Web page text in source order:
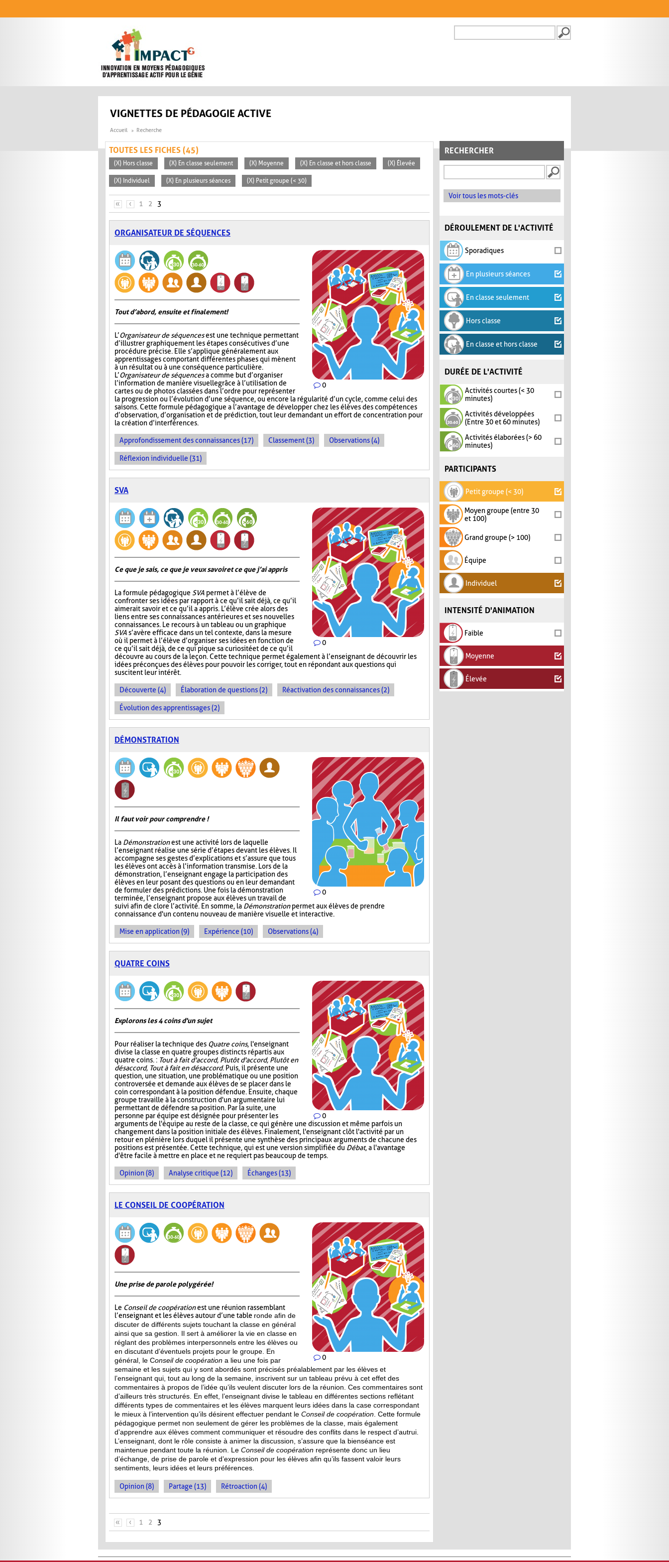
FORMULAIRE DE
VIGNETTES DE PÉDAGOGIE ACTIVE
Accueil Recherche
RECHERCHER
Voir tous les mots-clés
DÉROULEMENT DE L'ACTIVITÉ
Sporadiques
En plusieurs séances
En classe seulement
Hors classe
En classe et hors classe
DURÉE DE L'ACTIVITÉ
Activités courtes (< 30
minutes)
Activités développées
(Entre 30 et 60 minutes)
Activités élaborées (> 60
minutes)
PARTICIPANTS
Petit groupe (< 30)
Moyen groupe (entre 30
et 100)
Grand groupe (> 100)
Équipe
Individuel
INTENSITÉ D'ANIMATION
Faible
Moyenne
Élevée
TOUTES LES FICHES (45)
(X) Hors classe (X) En classe seulement (X) Moyenne (X) En classe et hors classe (X) Élevée
(X) Individuel (X) En plusieurs séances (X) Petit groupe (< 30)
PAGES
« ‹ 1 2 3
ORGANISATEUR DE SÉQUENCES
0
Tout d’abord, ensuite et finalement!
L’Organisateur de séquencesest une technique permettant
d’illustrer graphiquement les étapes consécutives d’une
procédure précise. Elle s’applique généralement aux
apprentissages comportant différentes phases qui mènent
à un résultat ou à une conséquence particulière.
L’Organisateur de séquencesa comme but d’organiser
l’information de manière visuellegrâce à l’utilisation de
cartes ou de photos classées dans l’ordre pour représenter
la progression ou l’évolution d’une séquence, ou encore la régularité d’un cycle, comme celui des
saisons. Cette formule pédagogique a l’avantage de développer chez les élèves des compétences
d’observation, d’organisation et de prédiction, tout leur demandant un effort de concentration pour
la création d’interférences.
Approfondissement des connaissances (17) Classement (3) Observations (4)
Réflexion individuelle (31)
SVA
0
Ce que je sais, ce que je veux savoir et ce que j’ai appris
La formule pédagogique SVA permet à l’élève de
confronter ses idées par rapport à ce qu’il sait déjà, ce qu’il
aimerait savoir et ce qu’il a appris. L’élève crée alors des
liens entre ses connaissances antérieures et ses nouvelles
connaissances. Le recours à un tableau ou un graphique
SVAs’avère efficace dans un tel contexte, dans la mesure
où il permet à l’élève d’organiser ses idées en fonction de
ce qu’il sait déjà, de ce qui pique sa curiosité et de ce qu’il
découvre au cours de la leçon. Cette technique permet également à l’enseignant de découvrir les
idées préconçues des élèves pour pouvoir les corriger, tout en répondant aux questions qui
suscitent leur intérêt.
Découverte (4) Élaboration de questions (2) Réactivation des connaissances (2)
Évolution des apprentissages (2)
DÉMONSTRATION
0
Il faut voir pour comprendre !
La Démonstrationest une activité lors de laquelle
l’enseignant réalise une série d’étapes devant les élèves. Il
accompagne ses gestes d’explications et s’assure que tous
les élèves ont accès à l’information transmise. Lors de la
démonstration, l’enseignant engage la participation des
élèves en leur posant des questions ou en leur demandant
de formuler des prédictions. Une fois la démonstration
terminée, l’enseignant propose aux élèves un travail de
suivi afin de clore l’activité. En somme, la Démonstrationpermet aux élèves de prendre
connaissance d'un contenu nouveau de manière visuelle et interactive.
Mise en application (9) Expérience (10) Observations (4)
QUATRE COINS
0
Explorons les 4 coins d'un sujet
Pour réaliser la technique des Quatre coins, l'enseignant
divise la classe en quatre groupes distincts répartis aux
quatre coins. : Tout à fait d'accord, Plutôt d'accord, Plutôt en
désaccord, Tout à fait en désaccord. Puis, il présente une
question, une situation, une problématique ou une position
controversée et demande aux élèves de se placer dans le
coin correspondant à la position défendue. Ensuite, chaque
groupe travaille à la construction d'un argumentaire lui
permettant de défendre sa position. Par la suite, une
personne par équipe est désignée pour présenter les
arguments de l'équipe au reste de la classe, ce qui génère une discussion et même parfois un
changement dans la position initiale des élèves. Finalement, l'enseignant clôt l'activité par un
retour en plénière lors duquel il présente une synthèse des principaux arguments de chacune des
positions est présentée. Cette technique, qui est une version simplifiée du Débat, a l'avantage
d'être facile à mettre en place et ne requiert pas beaucoup de temps.
Opinion (8) Analyse critique (12) Échanges (13)
LE CONSEIL DE COOPÉRATION
0
Une prise de parole polygérée!
Le Conseil de coopérationest une réunion rassemblant
l’enseignant et les élèves autour d’une table ronde afin de
discuter de différents sujets touchant la classe en général
ainsi que sa gestion. Il sert à améliorer la vie en classe en
réglant des problèmes interpersonnels entre les élèves ou
en discutant d’éventuels projets pour le groupe. En
général, le Conseil de coopération a lieu une fois par
semaine et les sujets qui y sont abordés sont précisés préalablement par les élèves et
l’enseignant qui, tout au long de la semaine, inscrivent sur un tableau prévu à cet effet des
commentaires à propos de l’idée qu’ils veulent discuter lors de la réunion. Ces commentaires sont
d’ailleurs très structurés. En effet, l’enseignant divise le tableau en différentes sections reflétant
différents types de commentaires et les élèves marquent leurs idées dans la case correspondant
le mieux à l’intervention qu’ils désirent effectuer pendant le Conseil de coopération. Cette formule
pédagogique permet non seulement de gérer les problèmes de la classe, mais également
d’apprendre aux élèves comment communiquer et résoudre des conflits dans le respect d’autrui.
L’enseignant, dont le rôle consiste à animer la discussion, s’assure que la bienséance est
maintenue pendant toute la réunion. Le Conseil de coopération représente donc un lieu
d’échange, de prise de parole et d’expression pour les élèves afin qu’ils fassent valoir leurs
sentiments, leurs idées et leurs préférences.
Opinion (8) Partage (13) Rétroaction (4)
« ‹ 1 2 3